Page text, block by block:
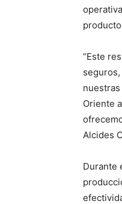
“Este
Oriente
Alcides
Durante